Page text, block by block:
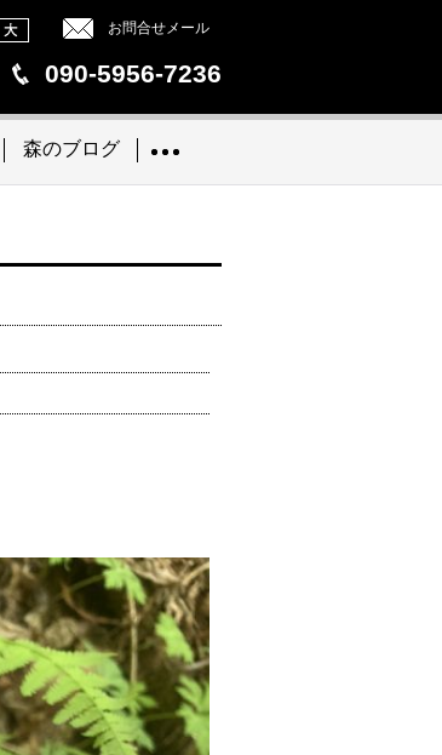
お問合せメール
090-5956-7236
森のブログ